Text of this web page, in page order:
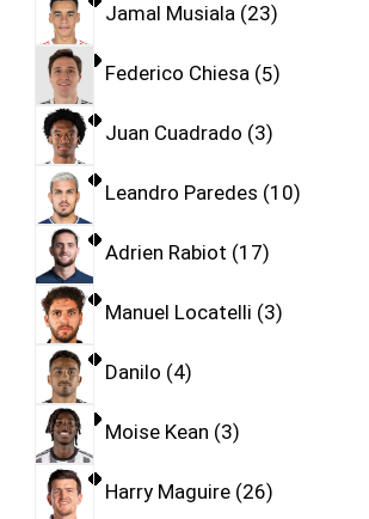
Jamal Musiala 23
Federico Chiesa 5
Juan Cuadrado 3
Leandro Paredes 10
Adrien Rabiot 17
Manuel Locatelli 3
Danilo 4
Moise Kean 3
Harry Maguire 26